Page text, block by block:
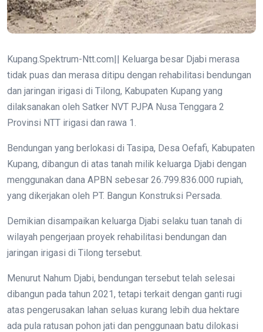
Kupang.Spektrum-Ntt.com|| Keluarga besar Djabi merasa
tidak puas dan merasa ditipu dengan rehabilitasi bendungan
dan jaringan irigasi di Tilong, Kabupaten Kupang yang
dilaksanakan oleh Satker NVT PJPA Nusa Tenggara 2
Provinsi NTT irigasi dan rawa 1.
Bendungan yang berlokasi di Tasipa, Desa Oefafi, Kabupaten
Kupang, dibangun di atas tanah milik keluarga Djabi dengan
menggunakan dana APBN sebesar 26.799.836.000 rupiah,
yang dikerjakan oleh PT. Bangun Konstruksi Persada.
Demikian disampaikan keluarga Djabi selaku tuan tanah di
wilayah pengerjaan proyek rehabilitasi bendungan dan
jaringan irigasi di Tilong tersebut.
Menurut Nahum Djabi, bendungan tersebut telah selesai
dibangun pada tahun 2021, tetapi terkait dengan ganti rugi
atas pengerusakan lahan seluas kurang lebih dua hektare
ada pula ratusan pohon jati dan penggunaan batu dilokasi